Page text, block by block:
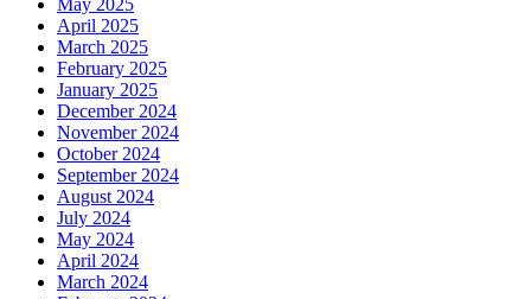
April 2025
March 2025
February 2025
January 2025
December 2024
November 2024
October 2024
September 2024
August 2024
July 2024
May 2024
April 2024
March 2024